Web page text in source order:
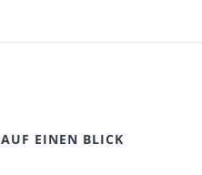
AUF EINEN BLICK